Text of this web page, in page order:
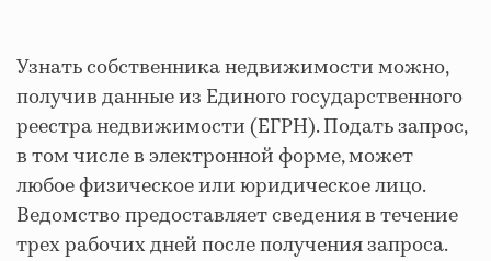
Узнать собственника недвижимости можно,
получив данные из Единого государственного
реестра недвижимости (ЕГРН). Подать запрос,
в том числе в электронной форме, может
любое физическое или юридическое лицо.
Ведомство предоставляет сведения в течение
трех рабочих дней после получения запроса.